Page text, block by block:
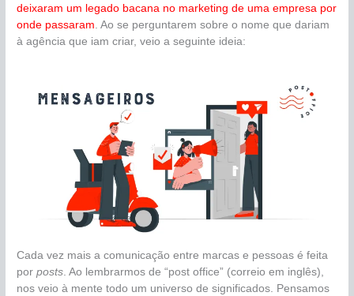
deixaram um legado bacana no marketing de uma empresa por
onde passaram. Ao se perguntarem sobre o nome que dariam
à agência que iam criar, veio a seguinte ideia:
Cada vez mais a comunicação entre marcas e pessoas é feita
porposts. Ao lembrarmos de “post office” (correio em inglês),
nos veio à mente todo um universo de significados. Pensamos